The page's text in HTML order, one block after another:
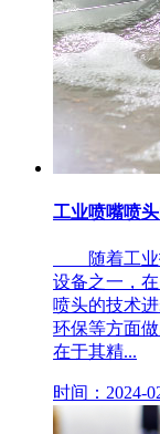
工业喷嘴喷
随着工业
设备之一，
喷头的技术
环保等方面
在于其精...
时间：2024-